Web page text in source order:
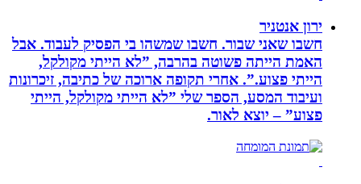
ירון אנטניר
חשבו שאני שבור. חשבו שמשהו בי הפסיק לעבוד. אבל
האמת הייתה פשוטה בהרבה, ”לא הייתי מקולקל,
הייתי פצוע.”. אחרי תקופה ארוכה של כתיבה, זיכרונות
ועיבוד המסע, הספר שלי ”לא הייתי מקולקל, הייתי
פצוע” – יוצא לאור.